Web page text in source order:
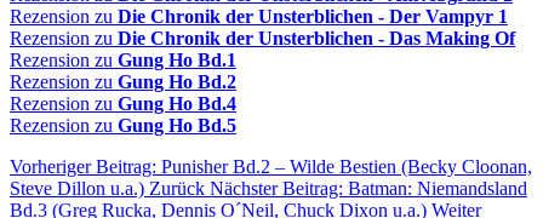
Rezension zu Die Chronik der Unsterblichen - Der Vampyr 1
Rezension zu Die Chronik der Unsterblichen - Das Making Of
Rezension zu Gung Ho Bd.1
Rezension zu Gung Ho Bd.2
Rezension zu Gung Ho Bd.4
Rezension zu Gung Ho Bd.5
Vorheriger Beitrag: Punisher Bd.2 – Wilde Bestien (Becky Cloonan,
Steve Dillon u.a.) Zurück Nächster Beitrag: Batman: Niemandsland
Bd.3 (Greg Rucka, Dennis O´Neil, Chuck Dixon u.a.) Weiter